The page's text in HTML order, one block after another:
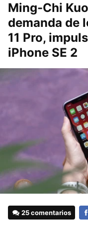
Ming-Chi
demanda de
11 Pro,
iPhone SE 2
25 comentarios